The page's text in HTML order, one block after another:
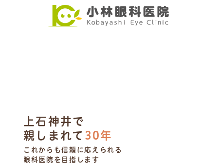
上石神井で
親しまれて 30年
これからも信頼に応えられる
眼科医院を目指します